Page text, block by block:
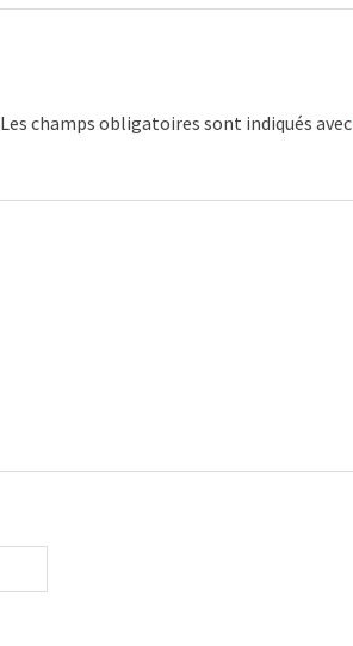
Les champs obligatoires sont indiqués avec